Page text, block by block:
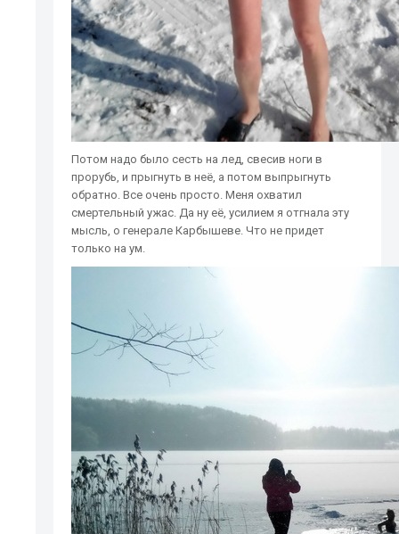
Потом надо было сесть на лед, свесив ноги в
прорубь, и прыгнуть в неё, а потом выпрыгнуть
обратно. Все очень просто. Меня охватил
смертельный ужас. Да ну её, усилием я отгнала эту
мысль, о генерале Карбышеве. Что не придет
только на ум.